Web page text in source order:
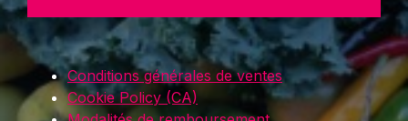
Conditions générales de ventes
Cookie Policy (CA)